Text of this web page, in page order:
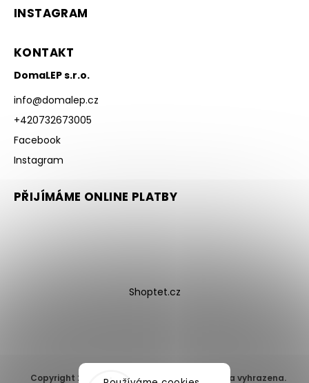
INSTAGRAM
KONTAKT
DomaLEP s.r.o.
info@domalep.cz
+420732673005
Facebook
Instagram
PŘIJÍMÁME ONLINE PLATBY
Shoptet.cz
Copyright 2026 DomaLEP s.r.o. . Všechna práva vyhrazena.